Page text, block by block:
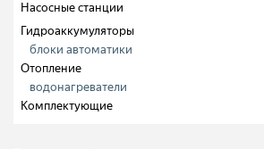
Насосные станции
Гидроаккумуляторы
блоки автоматики
Отопление
водонагреватели
Комплектующие